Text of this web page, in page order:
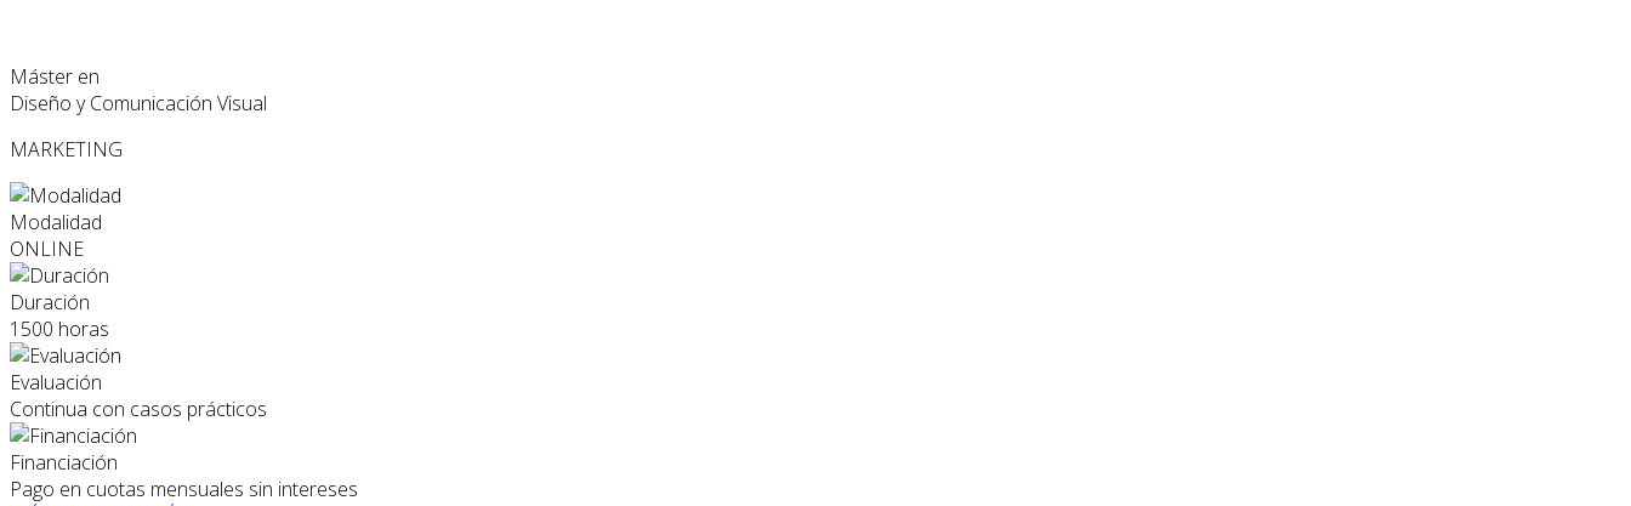
Máster en
Diseño y Comunicación Visual
MARKETING
Modalidad
ONLINE
Duración
1500 horas
Evaluación
Continua con casos prácticos
Financiación
Pago en cuotas mensuales sin intereses